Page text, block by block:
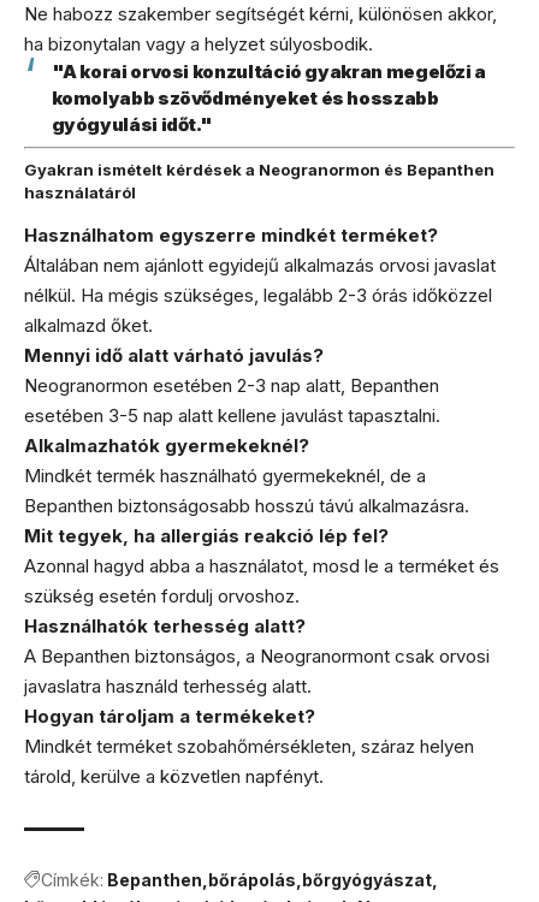
Ne habozz szakember segítségét kérni, különösen akkor,
ha bizonytalan vagy a helyzet súlyosbodik.
"A korai orvosi konzultáció gyakran megelőzi a
komolyabb szövődményeket és hosszabb
gyógyulási időt."
Gyakran ismételt kérdések a Neogranormon és Bepanthen
használatáról
Használhatom egyszerre mindkét terméket?
Általában nem ajánlott egyidejű alkalmazás orvosi javaslat
nélkül. Ha mégis szükséges, legalább 2-3 órás időközzel
alkalmazd őket.
Mennyi idő alatt várható javulás?
Neogranormon esetében 2-3 nap alatt, Bepanthen
esetében 3-5 nap alatt kellene javulást tapasztalni.
Alkalmazhatók gyermekeknél?
Mindkét termék használható gyermekeknél, de a
Bepanthen biztonságosabb hosszú távú alkalmazásra.
Mit tegyek, ha allergiás reakció lép fel?
Azonnal hagyd abba a használatot, mosd le a terméket és
szükség esetén fordulj orvoshoz.
Használhatók terhesség alatt?
A Bepanthen biztonságos, a Neogranormont csak orvosi
javaslatra használd terhesség alatt.
Hogyan tároljam a termékeket?
Mindkét terméket szobahőmérsékleten, száraz helyen
tárold, kerülve a közvetlen napfényt.
Címkék: Bepanthen bőrápolás bőrgyógyászat